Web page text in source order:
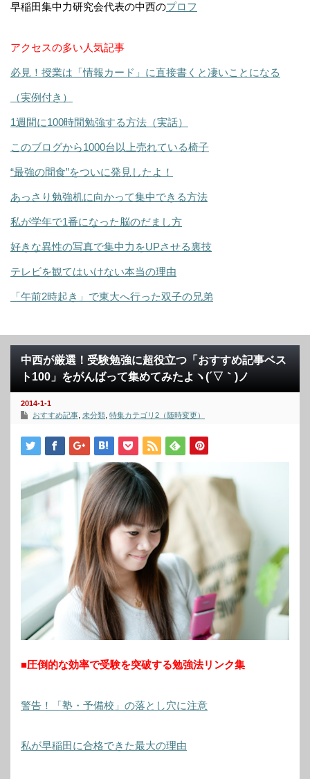
早稲田集中力研究会代表の中西のプロフ
アクセスの多い人気記事
必見！授業は「情報カード」に直接書くと凄いことになる
（実例付き）
1週間に100時間勉強する方法（実話）
このブログから1000台以上売れている椅子
“最強の間食”をついに発見したよ！
あっさり勉強机に向かって集中できる方法
私が学年で1番になった脳のだまし方
好きな異性の写真で集中力をUPさせる裏技
テレビを観てはいけない本当の理由
「午前2時起き」で東大へ行った双子の兄弟
中西が厳選！受験勉強に超役立つ「おすすめ記事ベス
ト100」をがんばって集めてみたよヽ(´▽｀)ノ
2014-1-1
おすすめ記事 未分類 特集カテゴリ2（随時変更）
■圧倒的な効率で受験を突破する勉強法リンク集
警告！「塾・予備校」の落とし穴に注意
私が早稲田に合格できた最大の理由